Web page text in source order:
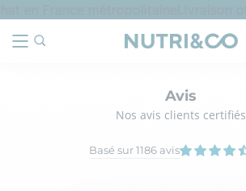
Avis
Nos avis clients certifiés
Basé sur 1186 avis